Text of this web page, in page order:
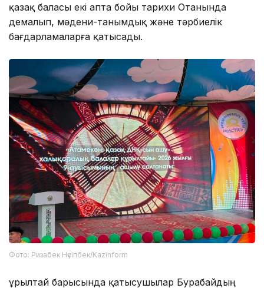
қазақ баласы екі апта бойы тарихи Отанында
демалып, мәдени-танымдық және тәрбиелік
бағдарламаларға қатысады.
Фото: Ризабек Нүсіпбек/Kazinform
Құрылтай барысында қатысушылар Бурабайдың